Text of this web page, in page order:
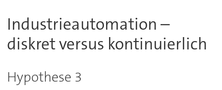
Industrieautomation –
diskret versus kontinuierlich
Hypothese 3